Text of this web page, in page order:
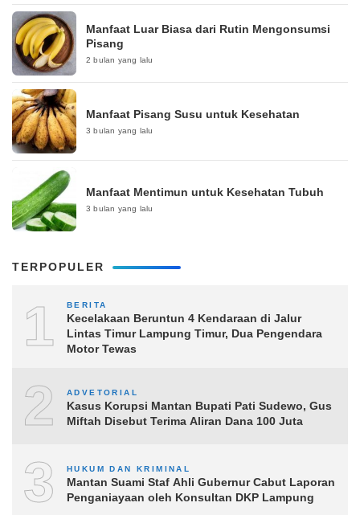
Manfaat Luar Biasa dari Rutin Mengonsumsi
Pisang
2 bulan yang lalu
Manfaat Pisang Susu untuk Kesehatan
3 bulan yang lalu
Manfaat Mentimun untuk Kesehatan Tubuh
3 bulan yang lalu
TERPOPULER
1 BERITA
Kecelakaan Beruntun 4 Kendaraan di Jalur
Lintas Timur Lampung Timur, Dua Pengendara
Motor Tewas
2 ADVETORIAL
Kasus Korupsi Mantan Bupati Pati Sudewo, Gus
Miftah Disebut Terima Aliran Dana 100 Juta
3 HUKUM DAN KRIMINAL
Mantan Suami Staf Ahli Gubernur Cabut Laporan
Penganiayaan oleh Konsultan DKP Lampung